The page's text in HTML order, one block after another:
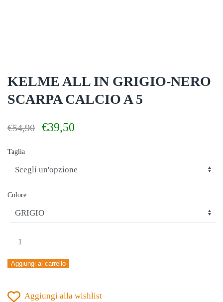
KELME ALL IN GRIGIO-NERO
SCARPA CALCIO A 5
€54,90
€54,90.
€39,50
€39,50.
Taglia
Colore
KELME
ALL
IN
NERO
Aggiungi al carrello
Aggiungi alla wishlist